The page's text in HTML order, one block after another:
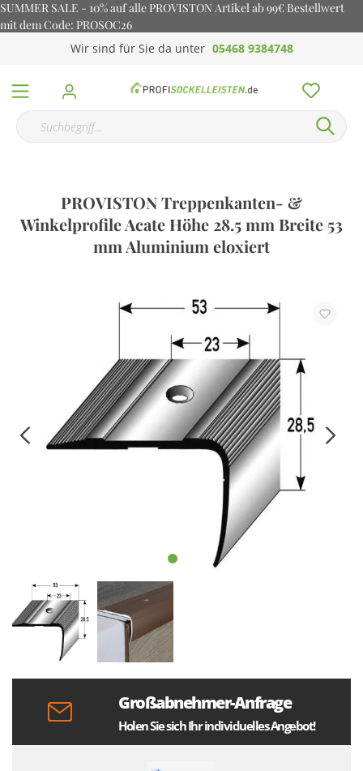
SUMMER SALE - 10% auf alle PROVISTON Artikel ab 99€ Bestellwert
mit dem Code: PROSOC26
Wir sind für Sie da unter 05468 9384748
PROVISTON Treppenkanten- &
Winkelprofile Acate Höhe 28.5 mm Breite 53
mm Aluminium eloxiert
Großabnehmer-Anfrage
Holen Sie sich Ihr individuelles Angebot!